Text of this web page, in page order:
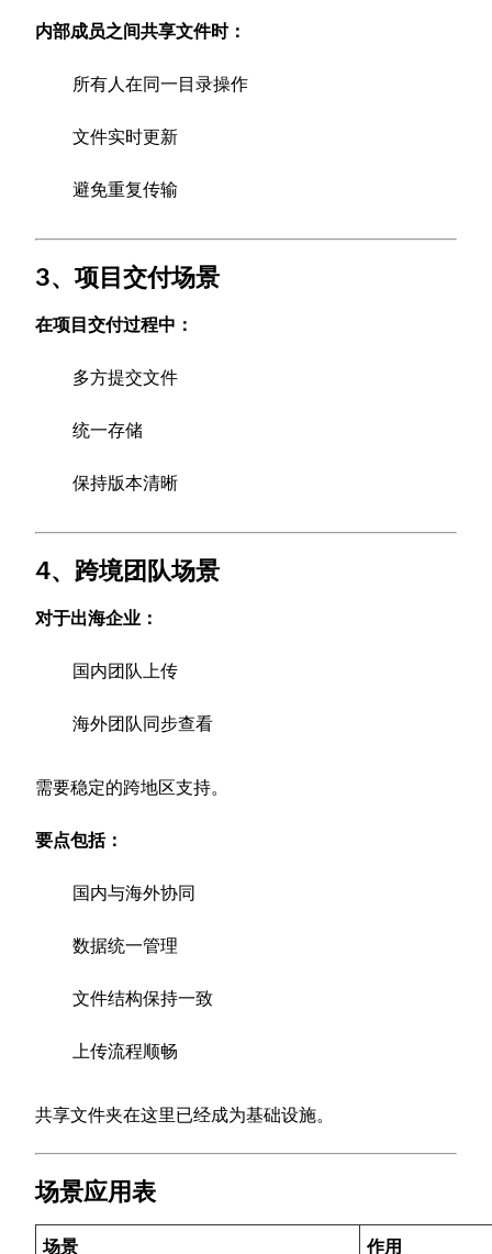
内部成员之间共享文件时：
所有人在同一目录操作
文件实时更新
避免重复传输
3、项目交付场景
在项目交付过程中：
多方提交文件
统一存储
保持版本清晰
4、跨境团队场景
对于出海企业：
国内团队上传
海外团队同步查看
需要稳定的跨地区支持。
要点包括：
国内与海外协同
数据统一管理
文件结构保持一致
上传流程顺畅
共享文件夹在这里已经成为基础设施。
场景应用表
场景 作用